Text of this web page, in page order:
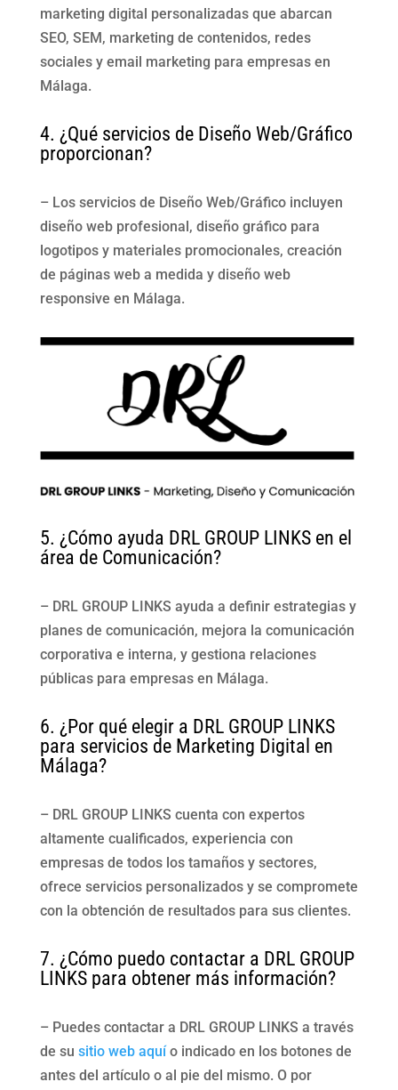
marketing digital personalizadas que abarcan
SEO, SEM, marketing de contenidos, redes
sociales y email marketing para empresas en
Málaga.
4. ¿Qué servicios de Diseño Web/Gráfico
proporcionan?
– Los servicios de Diseño Web/Gráfico incluyen
diseño web profesional, diseño gráfico para
logotipos y materiales promocionales, creación
de páginas web a medida y diseño web
responsive en Málaga.
5. ¿Cómo ayuda DRL GROUP LINKS en el
área de Comunicación?
– DRL GROUP LINKS ayuda a definir estrategias y
planes de comunicación, mejora la comunicación
corporativa e interna, y gestiona relaciones
públicas para empresas en Málaga.
6. ¿Por qué elegir a DRL GROUP LINKS
para servicios de Marketing Digital en
Málaga?
– DRL GROUP LINKS cuenta con expertos
altamente cualificados, experiencia con
empresas de todos los tamaños y sectores,
ofrece servicios personalizados y se compromete
con la obtención de resultados para sus clientes.
7. ¿Cómo puedo contactar a DRL GROUP
LINKS para obtener más información?
– Puedes contactar a DRL GROUP LINKS a través
de su sitio web aquío indicado en los botones de
antes del artículo o al pie del mismo. O por